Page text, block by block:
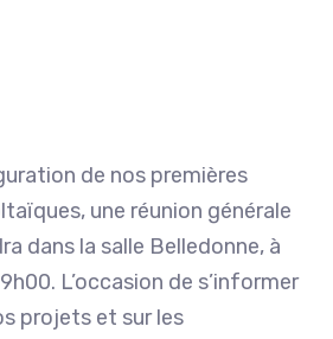
de nos premières
une réunion générale
dans la salle Belledonne, à
L’occasion de s’informer
projets et sur les